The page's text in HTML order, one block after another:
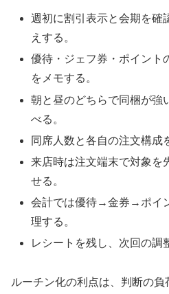
週初に割引表示と会期を確
えする。
優待・ジェフ券・ポイント
をメモする。
朝と昼のどちらで同梱が強
べる。
同席人数と各自の注文構成
来店時は注文端末で対象を
せる。
会計では優待→金券→ポイ
理する。
レシートを残し、次回の調
ルーチン化の利点は、判断の負